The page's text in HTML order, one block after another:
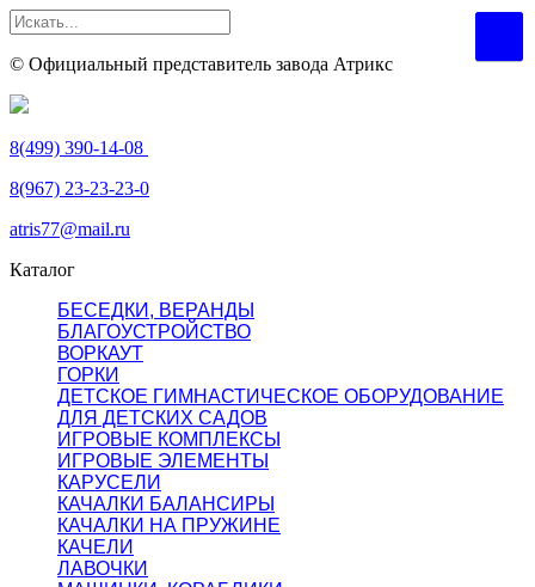
© Официальный представитель завода Атрикс
8(499) 390-14-08
8(967) 23-23-23-0
atris77@mail.ru
Каталог
БЕСЕДКИ, ВЕРАНДЫ
БЛАГОУСТРОЙСТВО
ВОРКАУТ
ГОРКИ
ДЕТСКОЕ ГИМНАСТИЧЕСКОЕ ОБОРУДОВАНИЕ
ДЛЯ ДЕТСКИХ САДОВ
ИГРОВЫЕ КОМПЛЕКСЫ
ИГРОВЫЕ ЭЛЕМЕНТЫ
КАРУСЕЛИ
КАЧАЛКИ БАЛАНСИРЫ
КАЧАЛКИ НА ПРУЖИНЕ
КАЧЕЛИ
ЛАВОЧКИ